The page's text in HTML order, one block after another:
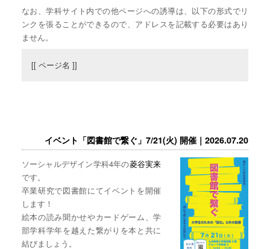
なお、学科サイト内での他ページへの誘導は、以下の形式でリ
ンクを張ることができるので、アドレスを記載する必要はあり
ません。
[[ ページ名 ]]
イベント「図書館で繋ぐ」7/21(火) 開催｜2026.07.20
ソーシャルデザイン学科4年の菱谷実来
です。
卒業研究で図書館にてイベントを開催
します！
絵本の読み聞かせやカードゲーム、学
部学科学年を越えた繋がりを本と共に
結びましょう。